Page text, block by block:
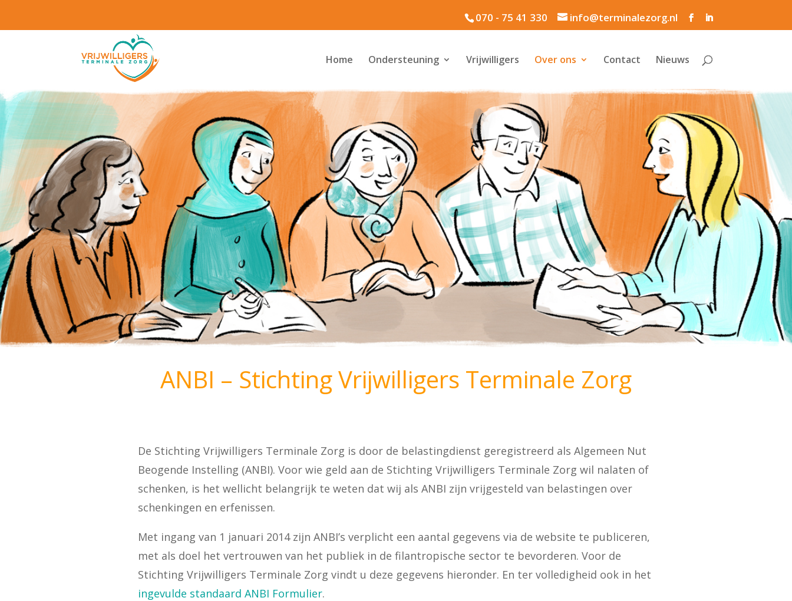
070 - 75 41 330 info@terminalezorg.nl
Home Ondersteuning Vrijwilligers Over ons Contact Nieuws
ANBI – Stichting Vrijwilligers Terminale Zorg
De Stichting Vrijwilligers Terminale Zorg is door de belastingdienst geregistreerd als Algemeen Nut
Beogende Instelling (ANBI). Voor wie geld aan de Stichting Vrijwilligers Terminale Zorg wil nalaten of
schenken, is het wellicht belangrijk te weten dat wij als ANBI zijn vrijgesteld van belastingen over
schenkingen en erfenissen.
Met ingang van 1 januari 2014 zijn ANBI’s verplicht een aantal gegevens via de website te publiceren,
met als doel het vertrouwen van het publiek in de filantropische sector te bevorderen. Voor de
Stichting Vrijwilligers Terminale Zorg vindt u deze gegevens hieronder. En ter volledigheid ook in het
ingevulde standaard ANBI Formulier.